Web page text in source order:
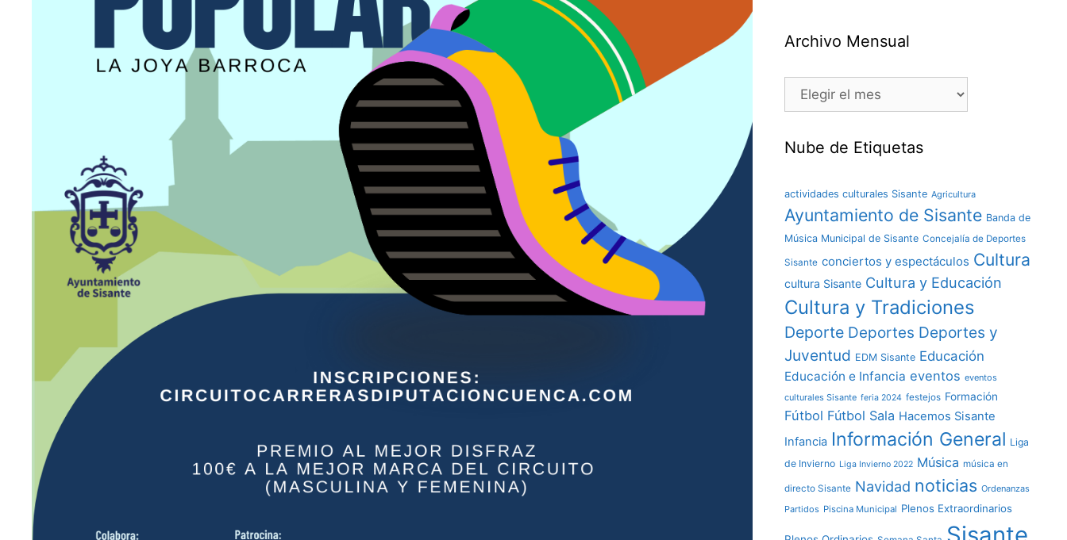
Archivo Mensual
Nube de Etiquetas
actividades culturales Sisante Agricultura
Ayuntamiento de Sisante Banda de
Música Municipal de Sisante Concejalía de Deportes
Sisante conciertos y espectáculos Cultura
cultura Sisante Cultura y Educación
Cultura y Tradiciones
Deporte Deportes Deportes y
Juventud EDM Sisante Educación
Educación e Infancia eventos eventos
culturales Sisante feria 2024 festejos Formación
Fútbol Fútbol Sala Hacemos Sisante
Infancia Información General Liga
de Invierno Liga Invierno 2022 Música música en
directo Sisante Navidad noticias Ordenanzas
Partidos Piscina Municipal Plenos Extraordinarios